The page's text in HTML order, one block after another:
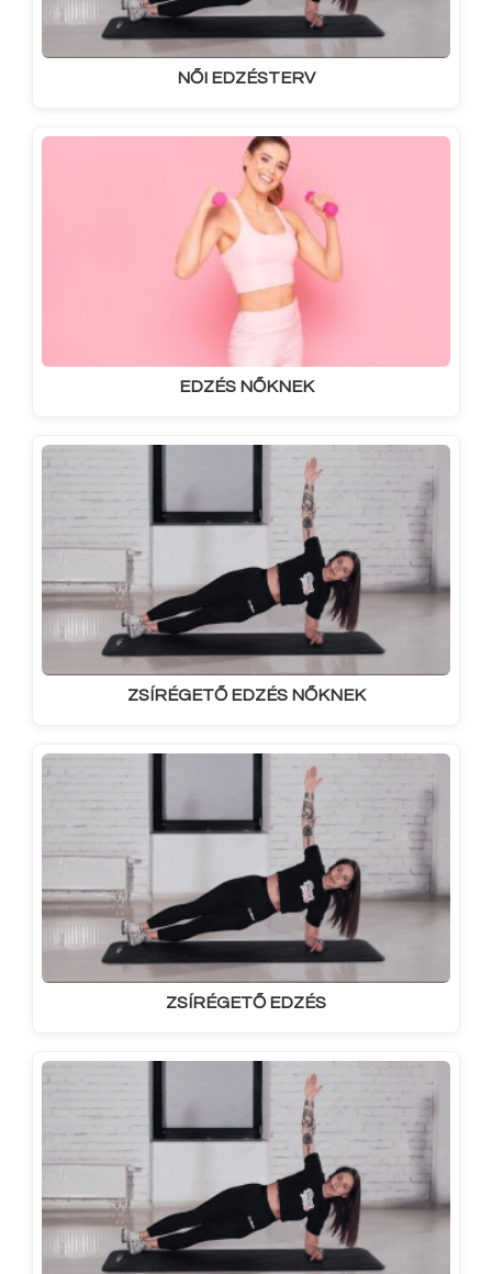
NŐI EDZÉSTERV
EDZÉS NŐKNEK
ZSÍRÉGETŐ EDZÉS NŐKNEK
ZSÍRÉGETŐ EDZÉS